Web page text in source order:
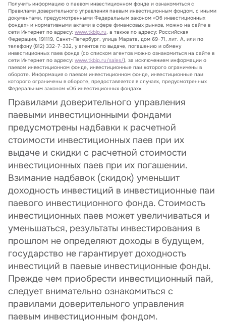
Получить информацию о паевом инвестиционном фонде и ознакомиться с
Правилами доверительного управления паевым инвестиционным фондом, с иными
документами, предусмотренными Федеральным законом «Об инвестиционных
фондах» и нормативными актами в сфере финансовых рынков, можно на сайте в
сети Интернет по адресу: www.tkbip.ru, а также по адресу: Российская
Федерация, 191119, Санкт-Петербург, улица Марата, дом 69–71, лит. А, или по
телефону (812) 332-7-332, у агентов по выдаче, погашению и обмену
инвестиционных паев фонда (со списком агентов можно ознакомиться на сайте в
сети Интернет по адресу: www.tkbip.ru/sales/), за исключением информации о
паевом инвестиционном фонде, инвестиционные паи которого ограничены в
обороте. Информация о паевом инвестиционном фонде, инвестиционные паи
которого ограничены в обороте, предоставляется в случаях, предусмотренных
Федеральным законом «Об инвестиционных фондах».
Правилами доверительного управления
паевыми инвестиционными фондами
предусмотрены надбавки к расчетной
стоимости инвестиционных паев при их
выдаче и скидки с расчетной стоимости
инвестиционных паев при их погашении.
Взимание надбавок (скидок) уменьшит
доходность инвестиций в инвестиционные паи
паевого инвестиционного фонда. Стоимость
инвестиционных паев может увеличиваться и
уменьшаться, результаты инвестирования в
прошлом не определяют доходы в будущем,
государство не гарантирует доходность
инвестиций в паевые инвестиционные фонды.
Прежде чем приобрести инвестиционный пай,
следует внимательно ознакомиться с
правилами доверительного управления
паевым инвестиционным фондом.